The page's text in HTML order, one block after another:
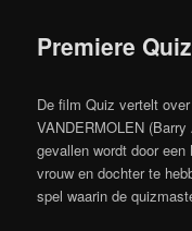
Premiere
De film Quiz vertelt
VANDERMOLEN
gevallen wordt door
vrouw en dochter te
spel waarin de